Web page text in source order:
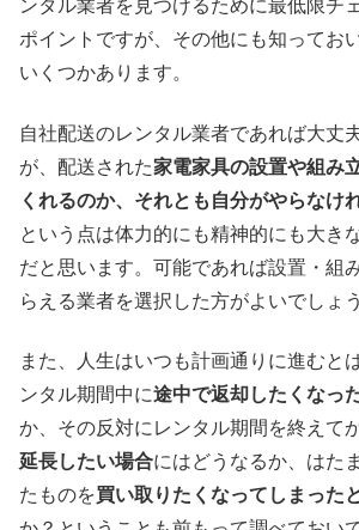
ンタル業者を見つけるために最低限チ
ポイントですが、その他にも知ってお
いくつかあります。
自社配送のレンタル業者であれば大丈
が、配送された家電家具の設置や組み
くれるのか、それとも自分がやらなけ
という点は体力的にも精神的にも大き
だと思います。可能であれば設置・組
らえる業者を選択した方がよいでしょう
また、人生はいつも計画通りに進むと
ンタル期間中に途中で返却したくなっ
か、その反対にレンタル期間を終えて
延長したい場合にはどうなるか、はた
たものを買い取りたくなってしまった